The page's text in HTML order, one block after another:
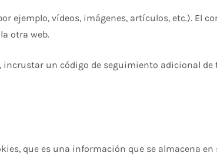
ejemplo, vídeos, imágenes, artículos, etc.). El
otra web.
un código de seguimiento adicional
que es una información que se almacena en